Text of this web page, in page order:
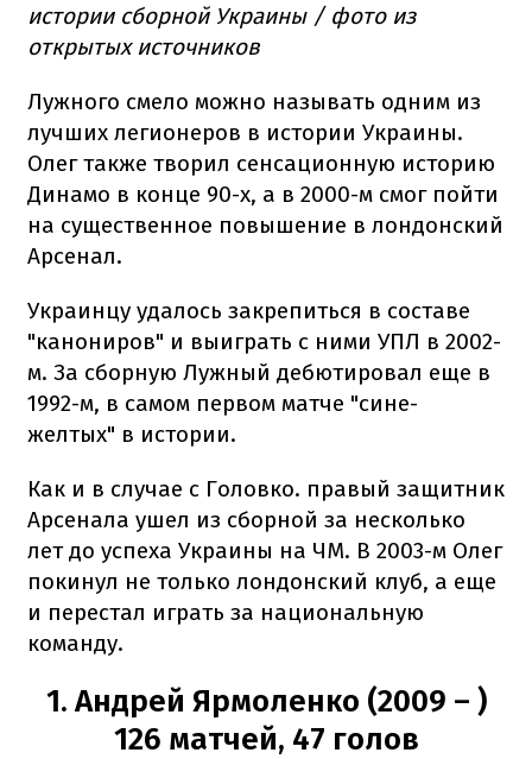
истории сборной Украины / фото из
открытых источников
Лужного смело можно называть одним из
лучших легионеров в истории Украины.
Олег также творил сенсационную историю
Динамо в конце 90-х, а в 2000-м смог пойти
на существенное повышение в лондонский
Арсенал.
Украинцу удалось закрепиться в составе
"канониров" и выиграть с ними УПЛ в 2002-
м. За сборную Лужный дебютировал еще в
1992-м, в самом первом матче "сине-
желтых" в истории.
Как и в случае с Головко. правый защитник
Арсенала ушел из сборной за несколько
лет до успеха Украины на ЧМ. В 2003-м Олег
покинул не только лондонский клуб, а еще
и перестал играть за национальную
команду.
1. Андрей Ярмоленко (2009 – )
126 матчей, 47 голов